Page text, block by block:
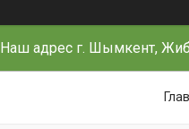
Наш адрес г. Шымкент,